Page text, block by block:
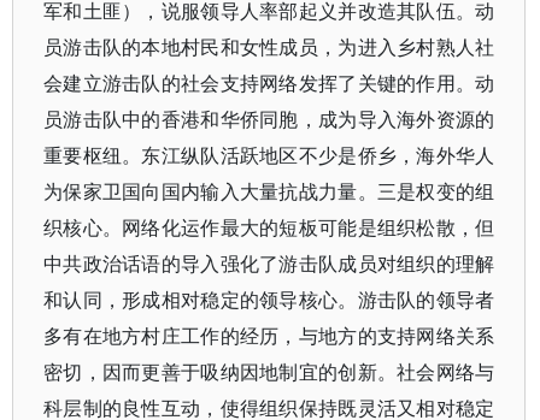
军和土匪），说服领导人率部起义并改造其队伍。动
员游击队的本地村民和女性成员，为进入乡村熟人社
会建立游击队的社会支持网络发挥了关键的作用。动
员游击队中的香港和华侨同胞，成为导入海外资源的
重要枢纽。东江纵队活跃地区不少是侨乡，海外华人
为保家卫国向国内输入大量抗战力量。三是权变的组
织核心。网络化运作最大的短板可能是组织松散，但
中共政治话语的导入强化了游击队成员对组织的理解
和认同，形成相对稳定的领导核心。游击队的领导者
多有在地方村庄工作的经历，与地方的支持网络关系
密切，因而更善于吸纳因地制宜的创新。社会网络与
科层制的良性互动，使得组织保持既灵活又相对稳定